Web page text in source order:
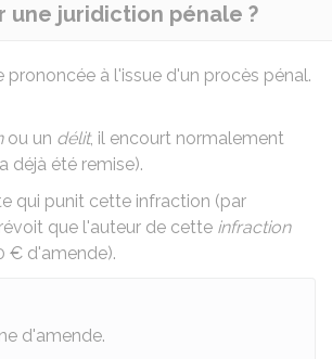
une juridiction pénale ?
à l'issue d'un procès pénal.
ou un délit, il encourt normalement
déjà été remise).
qui punit cette infraction (par
que l'auteur de cette infraction
€ d'amende).
d'amende.